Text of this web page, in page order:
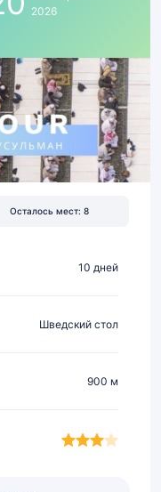
2026
Осталось мест: 8
10 дней
Шведский стол
900 м